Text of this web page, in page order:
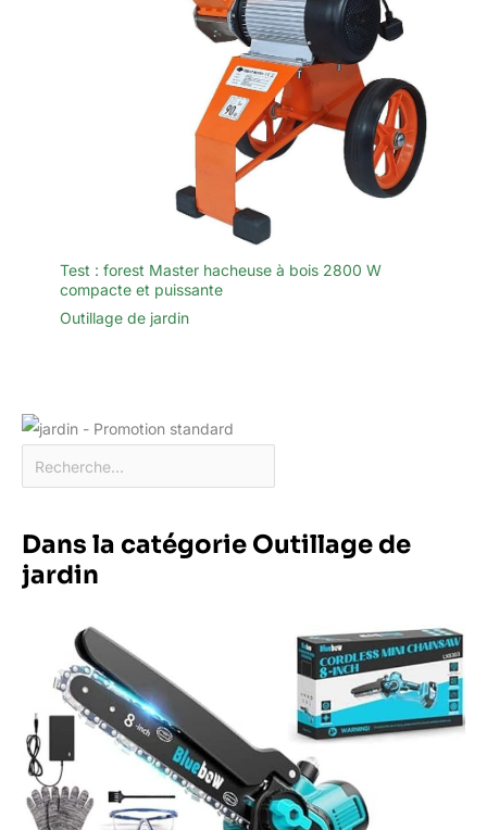
Test : forest Master hacheuse à bois 2800 W
compacte et puissante
Outillage de jardin
Dans la catégorie Outillage de
jardin